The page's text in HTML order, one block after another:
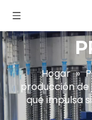
Hogar »
producción
que impulsa